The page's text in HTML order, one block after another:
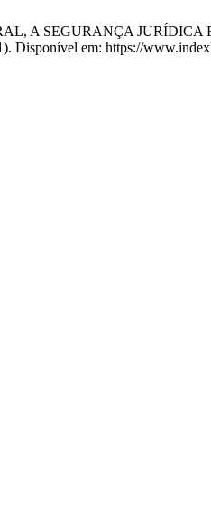
A SEGURANÇA
em: https://